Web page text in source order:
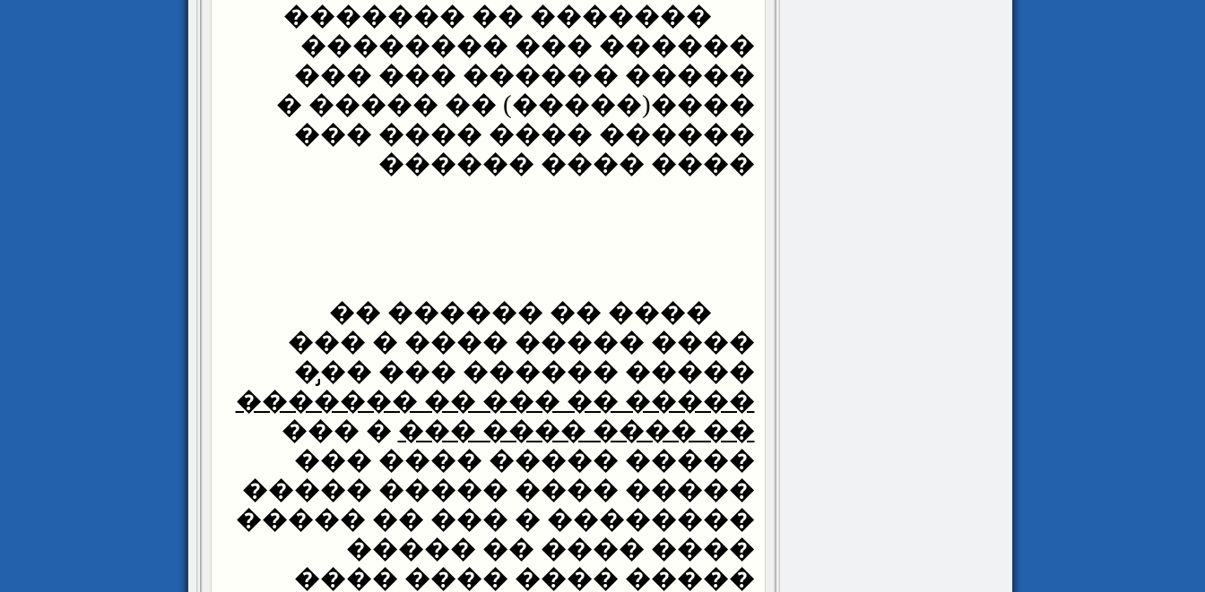
������� �� �������
������ ��� ��������
����� ������ ��� ���
����(�����) �� ����� �
������ ���� ���� ���
���� ���� ������
���� �� ������ ��
���� ����� ���� � ���
����� ������ ��� ���̡
����� �� ��� �� �������
�� ���� ���� ���
� ���
����� ����� ���� ���
����� ���� ����� �����
�������� � ��� �� �����
���� ���� �� �����
����� ���� ���� ����